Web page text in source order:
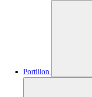
Portillon